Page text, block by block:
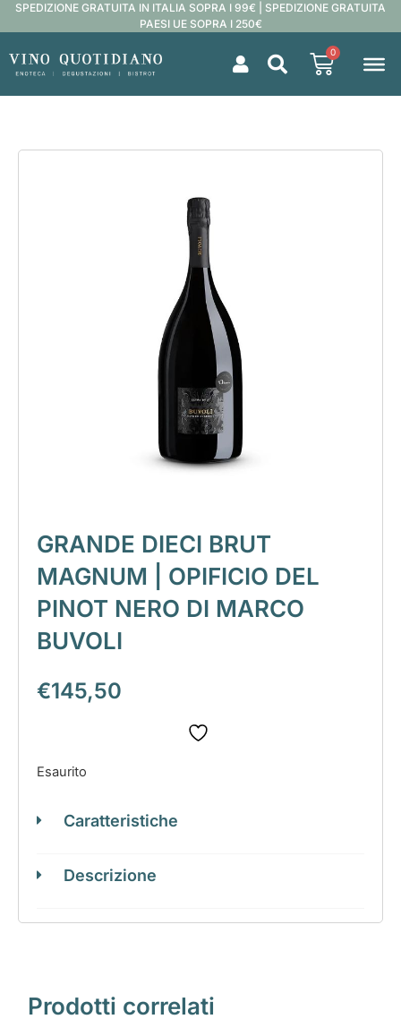
SPEDIZIONE GRATUITA IN ITALIA SOPRA I 99€ | SPEDIZIONE GRATUITA
PAESI UE SOPRA I 250€
0
GRANDE DIECI BRUT
MAGNUM | OPIFICIO DEL
PINOT NERO DI MARCO
BUVOLI
€145,50
Esaurito
Caratteristiche
Descrizione
Prodotti correlati